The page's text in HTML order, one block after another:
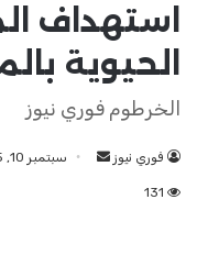
استهداف
الحيوية
الخرطوم فوري نيوز
فوري نيوز
أرسل سبتمبر 10, 2025
131